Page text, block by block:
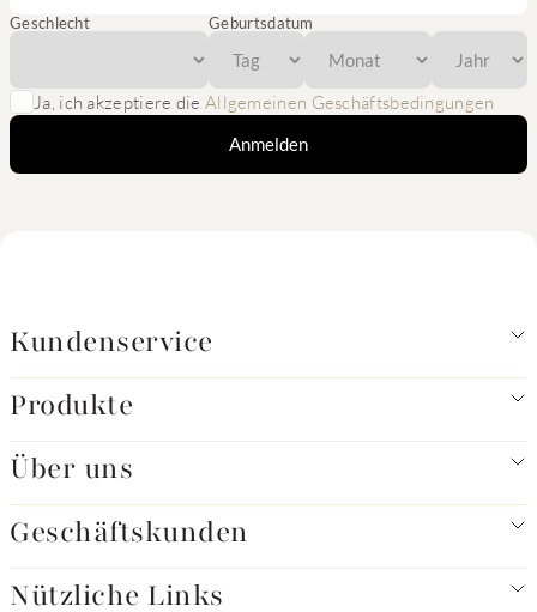
Geschlecht Geburtsdatum
Ja, ich akzeptiere die Allgemeinen Geschäftsbedingungen
Anmelden
Kundenservice
Produkte
Über uns
Geschäftskunden
Nützliche Links